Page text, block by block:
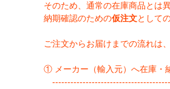
そのため、通常の在庫商品とは
納期確認のための仮注文として
ご注文からお届けまでの流れは
① メーカー（輸入元）へ在庫・